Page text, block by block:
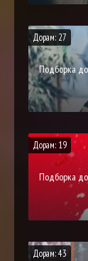
Дорам: 27
Подборка
Дорам: 19
Подборка
Дорам: 43